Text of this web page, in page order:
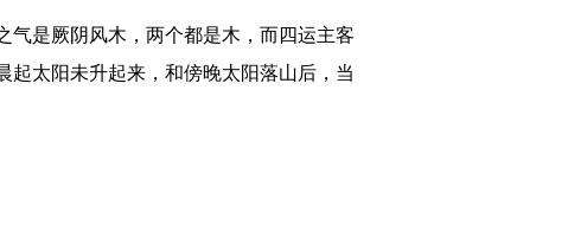
气是厥阴风木，两个都是木，而四运主客
太阳未升起来，和傍晚太阳落山后，当